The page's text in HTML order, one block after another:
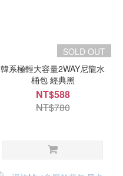
SOLD OUT
韓系極輕大容量2WAY尼龍水
桶包 經典黑
NT$588
NT$780